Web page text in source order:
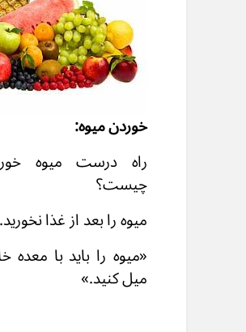
خوردن میوه:
راه درست میوه
چیست؟
میوه را بعد از غذا نخورید.
«میوه را باید با معده
میل کنید.»